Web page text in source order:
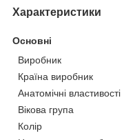
Характеристики
Основні
Виробник
Країна виробник
Анатомічні властивості
Вікова група
Колір